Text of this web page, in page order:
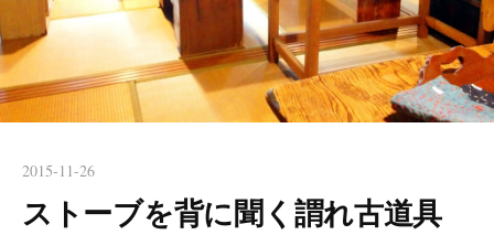
2015-11-26
ストーブを背に聞く謂れ古道具